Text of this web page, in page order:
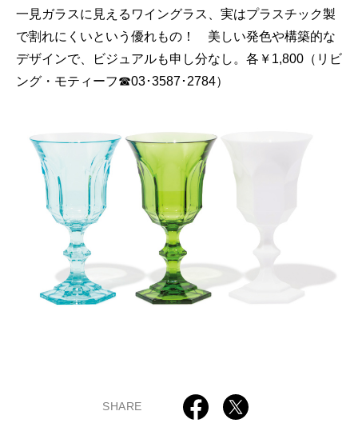
一見ガラスに見えるワイングラス、実はプラスチック製
で割れにくいという優れもの！ 美しい発色や構築的な
デザインで、ビジュアルも申し分なし。各￥1,800（リビ
ング・モティーフ☎03･3587･2784）
SHARE